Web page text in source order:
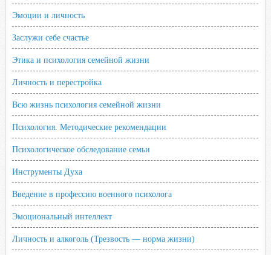
Эмоции и личность
Заслужи себе счастье
Этика и психология семейной жизни
Личность и перестройка
Всю жизнь психология семейной жизни
Психология. Методические рекомендации
Психологическое обследование семьи
Инструменты Духа
Введение в профессию военного психолога
Эмоциональный интеллект
Личность и алкоголь (Трезвость — норма жизни)